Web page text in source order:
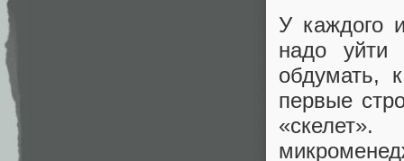
У каждого
надо уйти
обдумать,
первые